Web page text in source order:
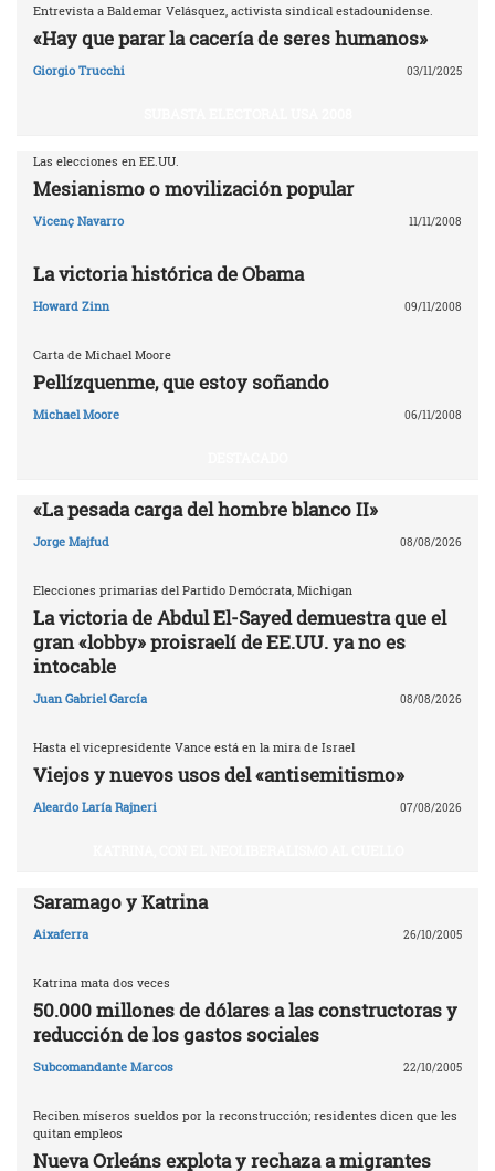
Entrevista a Baldemar Velásquez, activista sindical estadounidense.
«Hay que parar la cacería de seres humanos»
Giorgio Trucchi 03/11/2025
Las elecciones en EE.UU.
Mesianismo o movilización popular
Vicenç Navarro 11/11/2008
La victoria histórica de Obama
Howard Zinn 09/11/2008
Carta de Michael Moore
Pellízquenme, que estoy soñando
Michael Moore 06/11/2008
«La pesada carga del hombre blanco II»
Jorge Majfud 08/08/2026
Elecciones primarias del Partido Demócrata, Michigan
La victoria de Abdul El-Sayed demuestra que el
gran «lobby» proisraelí de EE.UU. ya no es
intocable
Juan Gabriel García 08/08/2026
Hasta el vicepresidente Vance está en la mira de Israel
Viejos y nuevos usos del «antisemitismo»
Aleardo Laría Rajneri 07/08/2026
Saramago y Katrina
Aixaferra 26/10/2005
Katrina mata dos veces
50.000 millones de dólares a las constructoras y
reducción de los gastos sociales
Subcomandante Marcos 22/10/2005
Reciben míseros sueldos por la reconstrucción; residentes dicen que les
quitan empleos
Nueva Orleáns explota y rechaza a migrantes